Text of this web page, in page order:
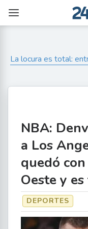
La locura es total:
NBA:
a Los
quedó
Oeste y
DEPORTES